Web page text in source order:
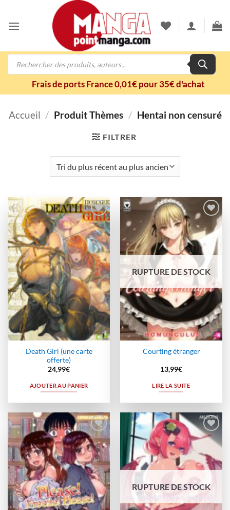
contenu
Recherche
Frais de ports France 0,01€ pour 35€ d'achat
Accueil / Produit Thèmes / Hentai non censuré
FILTRER
Ajouter
à la
wishlist
Death Girl (une carte
offerte)
24,99€
AJOUTER AU PANIER
à la
wishlist
RUPTURE DE STOCK
Courting étranger
13,99€
LIRE LA SUITE
Ajouter
à la
wishlist
Ajouter
wishlist
RUPTURE DE STOCK